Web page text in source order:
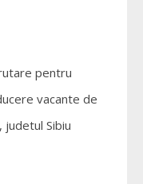
pentru
vacante de
Sibiu